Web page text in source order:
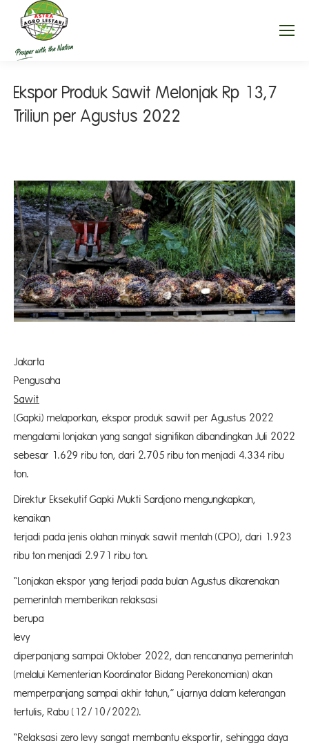
Ekspor Produk Sawit Melonjak Rp 13,7
Triliun per Agustus 2022
Jakarta
Sawit
(Gapki) melaporkan, ekspor produk sawit per Agustus 2022
mengalami lonjakan yang sangat signifikan dibandingkan Juli 2022
sebesar 1.629 ribu ton, dari 2.705 ribu ton menjadi 4.334 ribu
ton.
Direktur Eksekutif Gapki Mukti Sardjono mengungkapkan,
terjadi pada jenis olahan minyak sawit mentah (CPO), dari 1.923
ribu ton menjadi 2.971 ribu ton.
“Lonjakan ekspor yang terjadi pada bulan Agustus dikarenakan
pemerintah memberikan relaksasi
berupa
levy
diperpanjang sampai Oktober 2022, dan rencananya pemerintah
(melalui Kementerian Koordinator Bidang Perekonomian) akan
memperpanjang sampai akhir tahun,” ujarnya dalam keterangan
tertulis, Rabu (12/10/2022).
“Relaksasi zero levy sangat membantu eksportir, sehingga daya